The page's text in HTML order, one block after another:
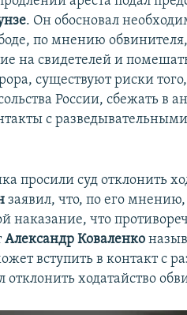
. Он обосновал
по мнению
на свидетелей и
существуют риски
России, сбежать
с
просили суд отклонить
заявил, что, по его
наказание, что
Александр Коваленко
вступить в контакт с
отклонить ходатайство